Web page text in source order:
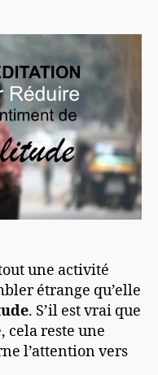
une activité
étrange qu’elle
. S’il est vrai que
cela reste une
l’attention vers